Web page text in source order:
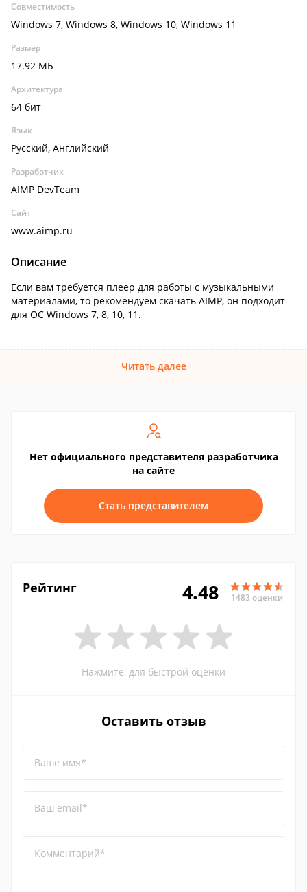
Совместимость
Windows 7, Windows 8, Windows 10, Windows 11
Размер
17.92 МБ
Архитектура
64 бит
Язык
Русский, Английский
Разработчик
AIMP DevTeam
Сайт
www.aimp.ru
Описание
Если вам требуется плеер для работы с музыкальными
материалами, то рекомендуем скачать AIMP, он подходит
для ОС Windows 7, 8, 10, 11.
Читать далее
Нет официального представителя разработчика
на сайте
Стать представителем
Рейтинг 4.48 1483 оценки
Нажмите, для быстрой оценки
Оставить отзыв
Ваше имя*
Ваш email*
Комментарий*